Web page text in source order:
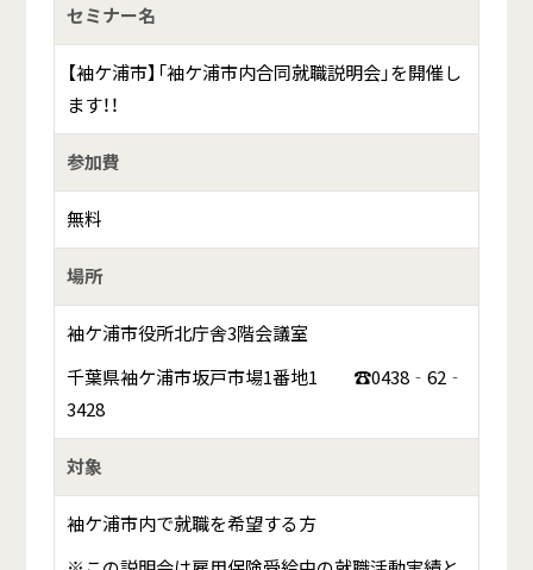
セミナー名
【袖ケ浦市】「袖ケ浦市内合同就職説明会」を開催し
ます！！
参加費
無料
場所
袖ケ浦市役所北庁舎3階会議室
千葉県袖ケ浦市坂戸市場1番地1 ☎0438‐62‐
3428
対象
袖ケ浦市内で就職を希望する方